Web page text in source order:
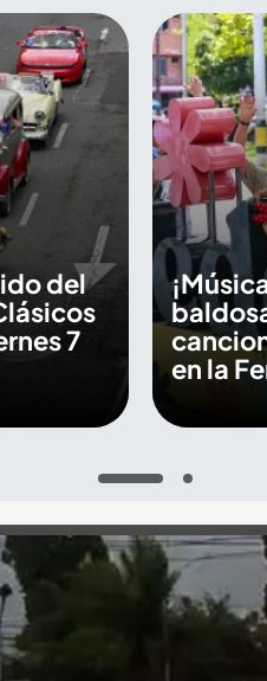
del
7
en la
1 2